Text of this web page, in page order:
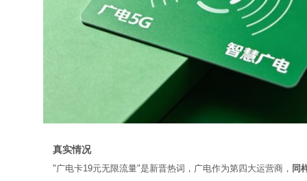
真实情况
"广电卡19元无限流量"是新晋热词，广电作为第四大运营商， 同